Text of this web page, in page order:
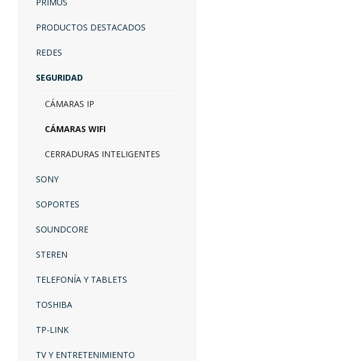
PRODUCTOS DESTACADOS
REDES
SEGURIDAD
CÁMARAS IP
CÁMARAS WIFI
CERRADURAS INTELIGENTES
SONY
SOPORTES
SOUNDCORE
STEREN
TELEFONÍA Y TABLETS
TOSHIBA
TP-LINK
TV Y ENTRETENIMIENTO